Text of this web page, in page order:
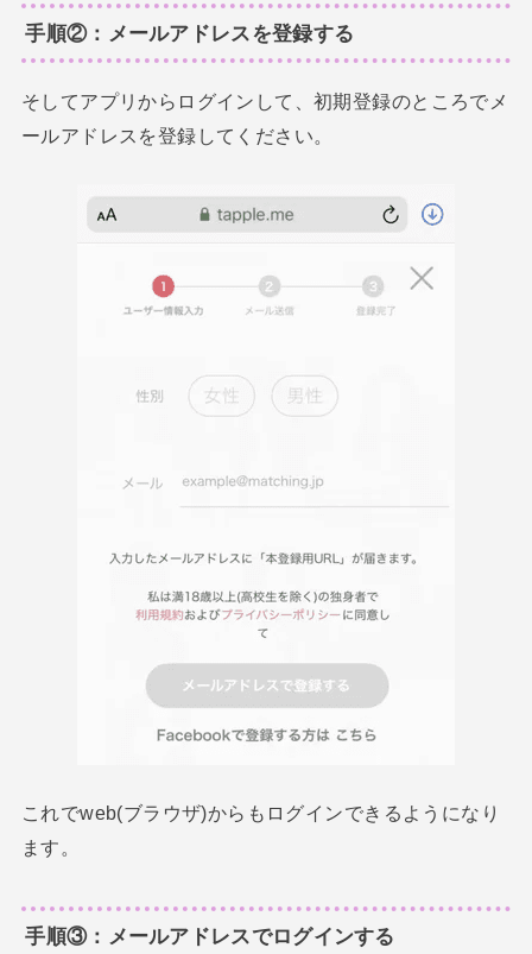
手順②：メールアドレスを登録する
そしてアプリからログインして、初期登録のところでメ
ールアドレスを登録してください。
これでweb(ブラウザ)からもログインできるようになり
ます。
手順③：メールアドレスでログインする